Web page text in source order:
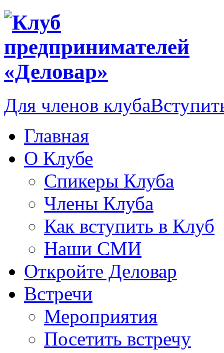
Для членов клуба
Главная
О Клубе
Спикеры Клуба
Члены Клуба
Как вступить в Клуб
Наши СМИ
Откройте Деловар
Встречи
Мероприятия
Посетить встречу